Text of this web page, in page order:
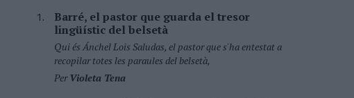
Barré, el pastor que guarda el tresor
lingüístic del belsetà
Qui és Ánchel Lois Saludas, el pastor que s'ha entestat a
recopilar totes les paraules del belsetà,
PerVioleta Tena